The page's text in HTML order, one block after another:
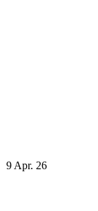
9 Apr. 26